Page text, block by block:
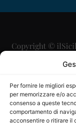
Per fornire le migliori
per memorizzare e/o
consenso a queste
comportamento di
acconsentire o ritirare il
Copyright ©
Direttore
Direttore